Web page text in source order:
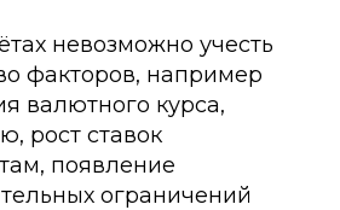
невозможно учесть
факторов, например
валютного курса,
рост ставок
появление
ограничений